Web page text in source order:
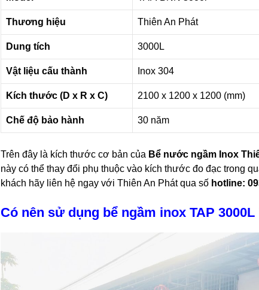
Thương hiệu Thiên An Phát
Dung tích 3000L
Vật liệu cấu thành Inox 304
Kích thước (D x R x C) 2100 x 1200 x 1200 (mm)
Chế độ bảo hành 30 năm
Trên đây là kích thước cơ bản của Bể nước ngầm Inox
này có thể thay đổi phụ thuộc vào kích thước đo đạc trong
khách hãy liên hệ ngay với Thiên An Phát qua số hotline:
Có nên sử dụng bể ngầm inox TAP